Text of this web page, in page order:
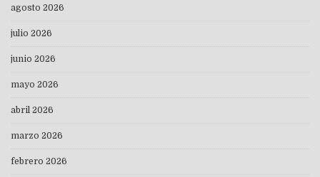
agosto 2026
julio 2026
junio 2026
mayo 2026
abril 2026
marzo 2026
febrero 2026